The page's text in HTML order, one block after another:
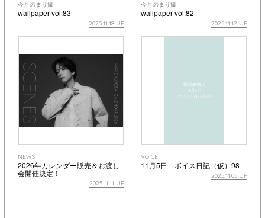
今月のまり撮
wallpaper vol.83
2025.11.18 UP
今月のまり撮
wallpaper vol.82
2025.11.12 UP
NEWS
2026年カレンダー販売＆お渡し
会開催決定！
2025.11.11 UP
VOICE
11月5日 ボイス日記（仮）98
2025.11.05 UP